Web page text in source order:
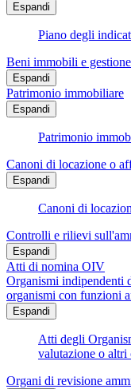
Espandi
Piano degli
Beni immobili e
Espandi
Patrimonio immobiliare
Espandi
Patrimonio
Canoni di locazione o
Espandi
Canoni di
Controlli e rilievi
Espandi
Atti di nomina OIV
Organismi indipendenti
organismi con funzioni
Espandi
Atti degli
valutazione o
Organi di revisione